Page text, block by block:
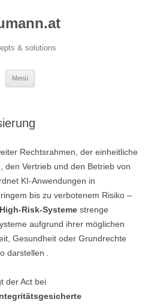
& solutions
Menü
Rechtsrahmen, der einheitliche
den Vertrieb und den Betrieb von
KI‑Anwendungen in
bis zu verbotenem Risiko –
High‑Risk‑Systeme strenge
aufgrund ihrer möglichen
Gesundheit oder Grundrechte
darstellen .
der Act bei